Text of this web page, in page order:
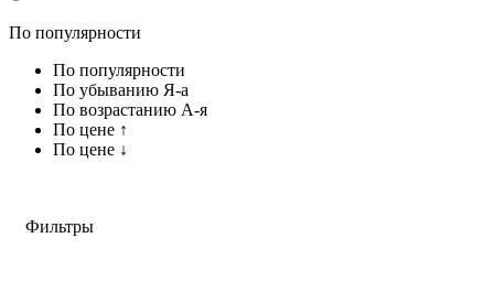
По популярности
По популярности
По убыванию Я-а
По возрастанию А-я
По цене ↑
По цене ↓
Фильтры